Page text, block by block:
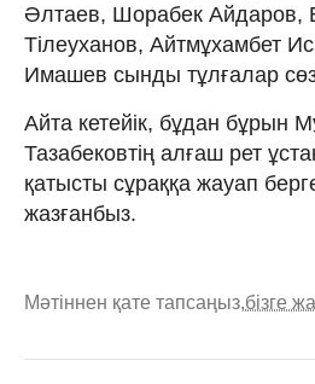
Әлтаев, Шорабек Айдаров,
Тілеуханов, Айтмұхамбет
Имашев сынды тұлғалар сөз
Айта кетейік, бұдан бұрын
Тазабековтің алғаш рет
қатысты сұраққа жауап
жазғанбыз.
Мәтіннен қате тапсаңыз,бізге